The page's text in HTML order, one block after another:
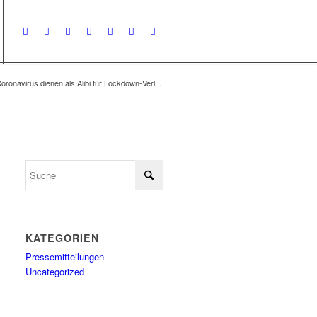
dienen als Alibi für Lockdown-Verl...
KATEGORIEN
Pressemitteilungen
Uncategorized